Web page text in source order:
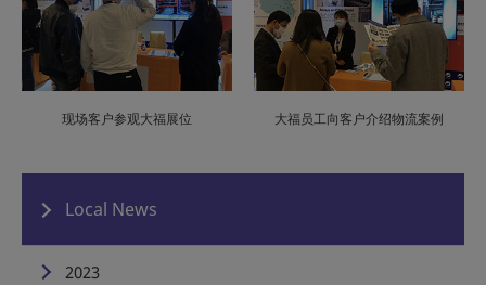
现场客户参观大福展位 大福员工向客户介绍物流案例
Local News
2023